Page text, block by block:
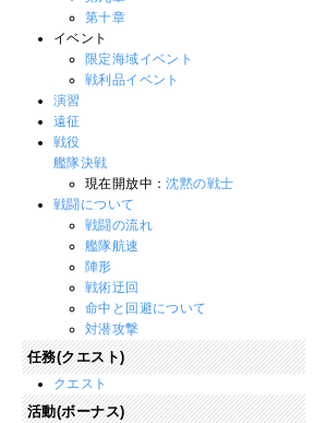
第十章
イベント
限定海域イベント
戦利品イベント
演習
遠征
戦役
艦隊決戦
現在開放中：沈黙の戦士
戦闘について
戦闘の流れ
艦隊航速
陣形
戦術迂回
命中と回避について
対潜攻撃
任務(クエスト)
クエスト
活動(ボーナス)